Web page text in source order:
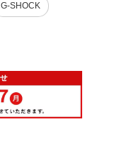
G-SHOCK